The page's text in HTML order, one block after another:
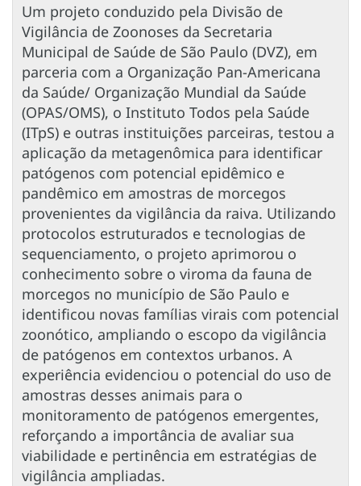
Um projeto conduzido pela Divisão de
Vigilância de Zoonoses da Secretaria
Municipal de Saúde de São Paulo (DVZ), em
parceria com a Organização Pan-Americana
da Saúde/ Organização Mundial da Saúde
(OPAS/OMS), o Instituto Todos pela Saúde
(ITpS) e outras instituições parceiras, testou a
aplicação da metagenômica para identificar
patógenos com potencial epidêmico e
pandêmico em amostras de morcegos
provenientes da vigilância da raiva. Utilizando
protocolos estruturados e tecnologias de
sequenciamento, o projeto aprimorou o
conhecimento sobre o viroma da fauna de
morcegos no município de São Paulo e
identificou novas famílias virais com potencial
zoonótico, ampliando o escopo da vigilância
de patógenos em contextos urbanos. A
experiência evidenciou o potencial do uso de
amostras desses animais para o
monitoramento de patógenos emergentes,
reforçando a importância de avaliar sua
viabilidade e pertinência em estratégias de
vigilância ampliadas.